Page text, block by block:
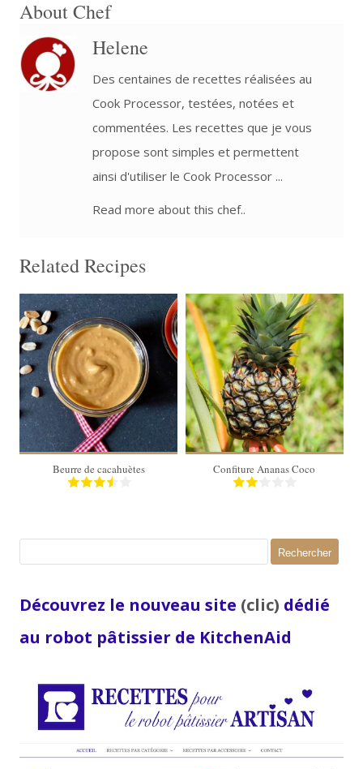
About Chef
Helene
Des centaines de recettes réalisées au
Cook Processor, testées, notées et
commentées. Les recettes que je vous
propose sont simples et permettent
ainsi d'utiliser le Cook Processor ...
Read more about this chef..
Related Recipes
Beurre de cacahuètes
4 pots de
confiture
20 Min
Confiture Ananas Coco
Découvrez le nouveau site (clic) dédié
au robot pâtissier de KitchenAid